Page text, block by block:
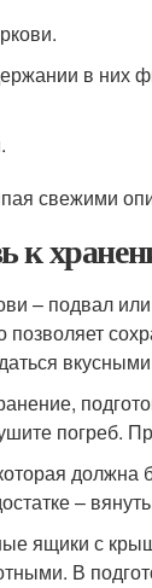
в них
свежими
к
– подвал
позволяет
погреб.
–
ящики с
В